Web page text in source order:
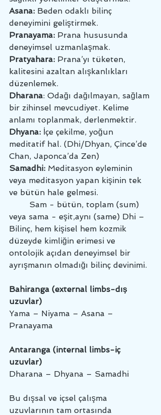
Asana: Beden odaklı bilinç
deneyimini geliştirmek.
Pranayama: Prana hususunda
deneyimsel uzmanlaşmak.
Pratyahara: Prana’yı tüketen,
kalitesini azaltan alışkanlıkları
düzenlemek.
Dharana: Odağı dağılmayan, sağlam
bir zihinsel mevcudiyet. Kelime
anlamı toplanmak, derlenmektir.
Dhyana: İçe çekilme, yoğun
meditatif hal. (Dhi/Dhyan, Çince’de
Chan, Japonca’da Zen)
Samadhi: Meditasyon eyleminin
veya meditasyon yapan kişinin tek
ve bütün hale gelmesi.
veya sama - eşit,aynı (same) Dhi –
Bilinç, hem kişisel hem kozmik
düzeyde kimliğin erimesi ve
ontolojik açıdan deneyimsel bir
ayrışmanın olmadığı bilinç devinimi.
Bahiranga (external limbs-dış
uzuvlar)
Yama – Niyama – Asana –
Pranayama
Antaranga (internal limbs-iç
uzuvlar)
Dharana – Dhyana – Samadhi
Bu dışsal ve içsel çalışma
uzuvlarının tam ortasında